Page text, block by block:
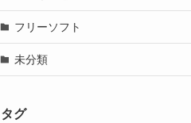
フリーソフト
未分類
タグ